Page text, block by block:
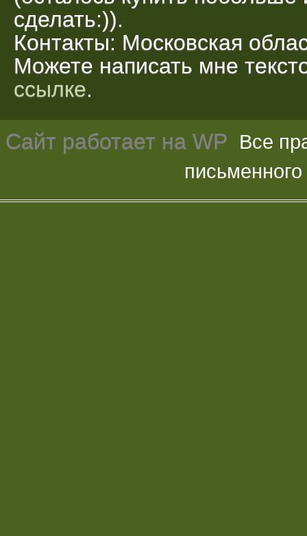
сделать:)).
Контакты: Московская
Можете написать мне
ссылке.
Сайт работает на WP
Все